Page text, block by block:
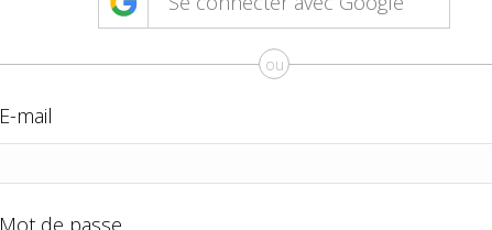
ou
E-mail
Mot de passe